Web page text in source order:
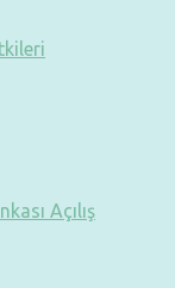
Açılış